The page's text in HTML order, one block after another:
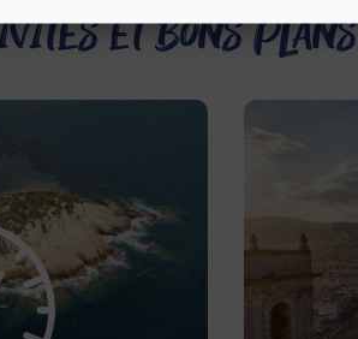
et bons plans